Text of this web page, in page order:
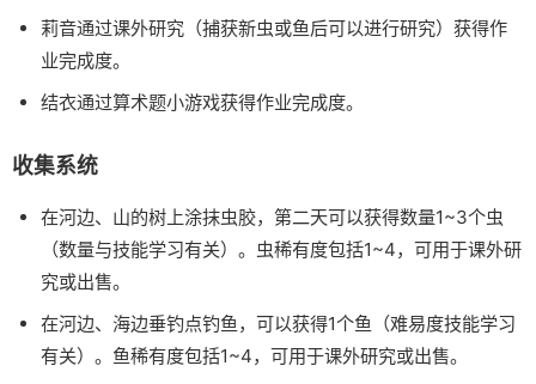
莉音通过课外研究（捕获新虫或鱼后可以进行研究）获得作
业完成度。
结衣通过算术题小游戏获得作业完成度。
收集系统
在河边、山的树上涂抹虫胶，第二天可以获得数量1~3个虫
（数量与技能学习有关）。虫稀有度包括1~4，可用于课外研
究或出售。
在河边、海边垂钓点钓鱼，可以获得1个鱼（难易度技能学习
有关）。鱼稀有度包括1~4，可用于课外研究或出售。